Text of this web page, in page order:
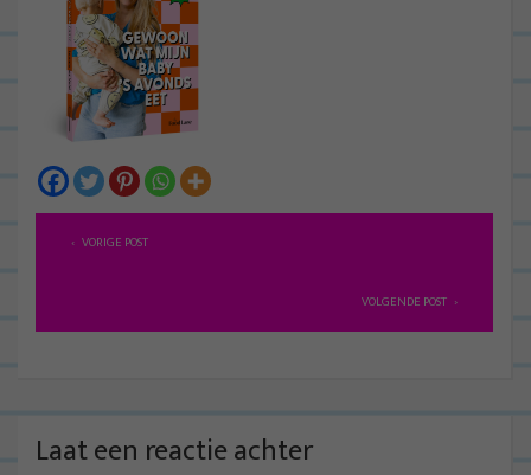
B
i
t
VORIGE POST
VOLGENDE POST
Laat een reactie achter